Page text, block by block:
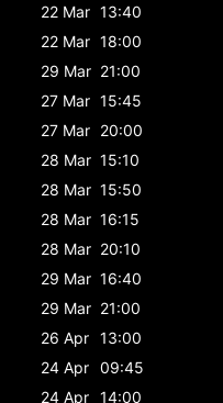
22 Mar 13:40
22 Mar 18:00
29 Mar 21:00
27 Mar 15:45
27 Mar 20:00
28 Mar 15:10
28 Mar 15:50
28 Mar 16:15
28 Mar 20:10
29 Mar 16:40
29 Mar 21:00
26 Apr 13:00
24 Apr 09:45
24 Apr 14:00